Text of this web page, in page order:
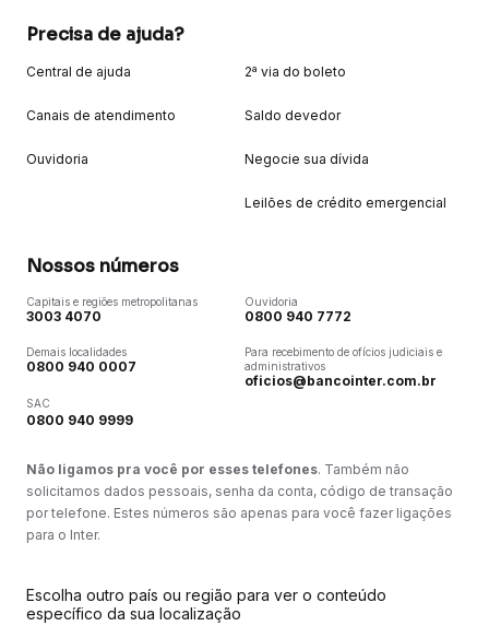
Precisa de ajuda?
Central de ajuda
Canais de atendimento
Ouvidoria
2ª via do boleto
Saldo devedor
Negocie sua dívida
Leilões de crédito emergencial
Nossos números
Capitais e regiões metropolitanas
3003 4070
Demais localidades
0800 940 0007
SAC
0800 940 9999
Ouvidoria
0800 940 7772
Para recebimento de ofícios judiciais e
administrativos
oficios@bancointer.com.br
Não ligamos pra você por esses telefones. Também não
solicitamos dados pessoais, senha da conta, código de transação
por telefone. Estes números são apenas para você fazer ligações
para o Inter.
Escolha outro país ou região para ver o conteúdo
específico da sua localização